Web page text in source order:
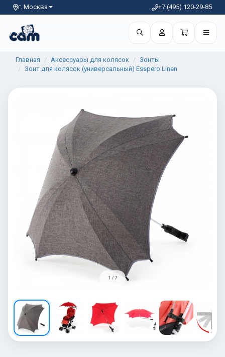
г. Москва +7 (495) 120-29-85
Главная Аксессуары для колясок
Зонты
Зонт для колясок (универсальный) Esspero Linen
1 / 7